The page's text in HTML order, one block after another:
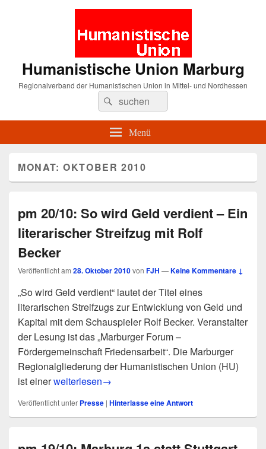
Humanistische Union Marburg
Regionalverband der Humanistischen Union in Mittel- und Nordhessen
Suche
nach:
Suchen
Menü
MONAT:OKTOBER 2010
pm 20/10: So wird Geld verdient – Ein
literarischer Streifzug mit Rolf
Becker
Veröffentlicht am 28. Oktober 2010von FJH —Keine Kommentare ↓
„So wird Geld verdient“ lautet der Titel eines
literarischen Streifzugs zur Entwicklung von Geld und
Kapital mit dem Schauspieler Rolf Becker. Veranstalter
der Lesung ist das „Marburger Forum –
Fördergemeinschaft Friedensarbeit“. Die Marburger
Regionalgliederung der Humanistischen Union (HU)
ist einerpm 20/10: So wird Geld verdient – Ein
weiterlesen→
Veröffentlicht unter Presse | Hinterlasse eine Antwort